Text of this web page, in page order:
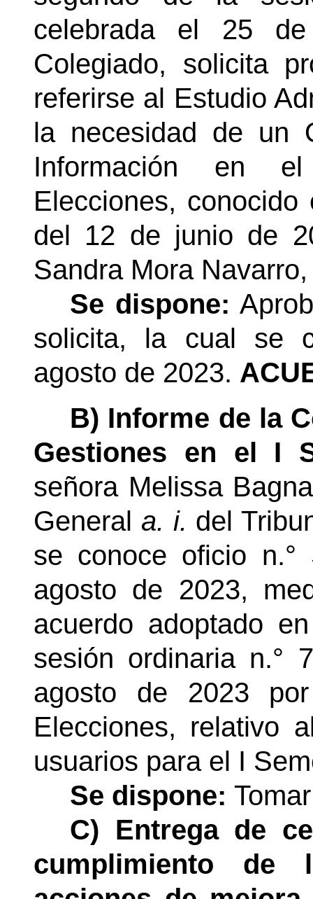
celebrada el 25
Colegiado, solicita
referirse al Estudio
la necesidad de un
Información en
Elecciones,
del 12 de junio de
Sandra Mora
Se dispone:
solicita, la cual se
agosto de 2023.
B) Informe de la
Gestiones en el I
señora Melissa
General a. i. del
se conoce oficio n.°
agosto de 2023,
acuerdo adoptado
sesión ordinaria n.°
agosto de 2023
Elecciones, relativo
usuarios para el I
Se dispone:
C) Entrega de
cumplimiento de